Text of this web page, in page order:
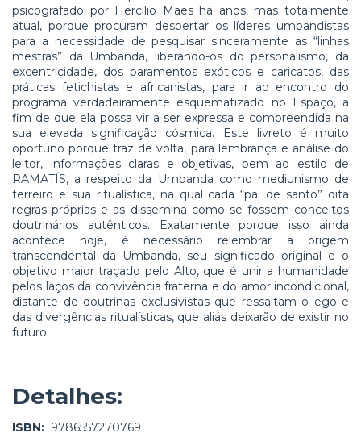
psicografado por Hercílio Maes há anos, mas totalmente
atual, porque procuram despertar os líderes umbandistas
para a necessidade de pesquisar sinceramente as “linhas
mestras” da Umbanda, liberando-os do personalismo, da
excentricidade, dos paramentos exóticos e caricatos, das
práticas fetichistas e africanistas, para ir ao encontro do
programa verdadeiramente esquematizado no Espaço, a
fim de que ela possa vir a ser expressa e compreendida na
sua elevada significação cósmica. Este livreto é muito
oportuno porque traz de volta, para lembrança e análise do
leitor, informações claras e objetivas, bem ao estilo de
RAMATÍS, a respeito da Umbanda como mediunismo de
terreiro e sua ritualística, na qual cada “pai de santo” dita
regras próprias e as dissemina como se fossem conceitos
doutrinários autênticos. Exatamente porque isso ainda
acontece hoje, é necessário relembrar a origem
transcendental da Umbanda, seu significado original e o
objetivo maior traçado pelo Alto, que é unir a humanidade
pelos laços da convivência fraterna e do amor incondicional,
distante de doutrinas exclusivistas que ressaltam o ego e
das divergências ritualísticas, que aliás deixarão de existir no
futuro
Detalhes:
ISBN: 9786557270769